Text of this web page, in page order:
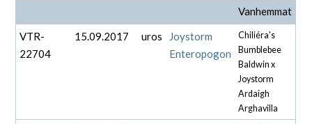
Vanhemmat
VTR-
22704
15.09.2017 uros
Joystorm
Enteropogon
Chiliéra's
Bumblebee
Baldwin x
Joystorm
Ardaigh
Arghavilla